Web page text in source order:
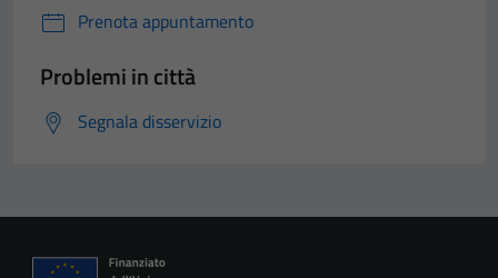
Prenota appuntamento
Problemi in città
Segnala disservizio